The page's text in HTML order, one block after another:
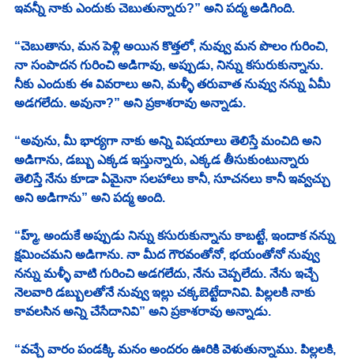
ఇవన్నీ నాకు ఎందుకు చెబుతున్నారు?” అని పద్మ అడిగింది.
“చెబుతాను, మన పెళ్లి అయిన కొత్తలో, నువ్వు మన పొలం గురించి,
నా సంపాదన గురించి అడిగావు, అప్పుడు, నిన్ను కసురుకున్నాను.
నీకు ఎందుకు ఈ వివరాలు అని, మళ్ళీ తరువాత నువ్వు నన్ను ఏమీ
అడగలేదు. అవునా?” అని ప్రకాశరావు అన్నాడు.
“అవును, మీ భార్యగా నాకు అన్ని విషయాలు తెలిస్తే మంచిది అని
అడిగాను, డబ్బు ఎక్కడ ఇస్తున్నారు, ఎక్కడ తీసుకుంటున్నారు
తెలిస్తే నేను కూడా ఏమైనా సలహాలు కానీ, సూచనలు కానీ ఇవ్వచ్చు
అని అడిగాను” అని పద్మ అంది.
“హ్మ్, అందుకే అప్పుడు నిన్ను కసురుకున్నాను కాబట్టే, ఇందాక నన్ను
క్షమించమని అడిగాను. నా మీద గౌరవంతోనో, భయంతోనో నువ్వు
నన్ను మళ్ళీ వాటి గురించి అడగలేదు, నేను చెప్పలేదు. నేను ఇచ్చే
నెలవారి డబ్బులతోనే నువ్వు ఇల్లు చక్కబెట్టేదానివి. పిల్లలకి నాకు
కావలసిన అన్ని చేసేదానివి” అని ప్రకాశరావు అన్నాడు.
“వచ్చే వారం పండక్కి మనం అందరం ఊరికి వెళుతున్నాము. పిల్లలకి,